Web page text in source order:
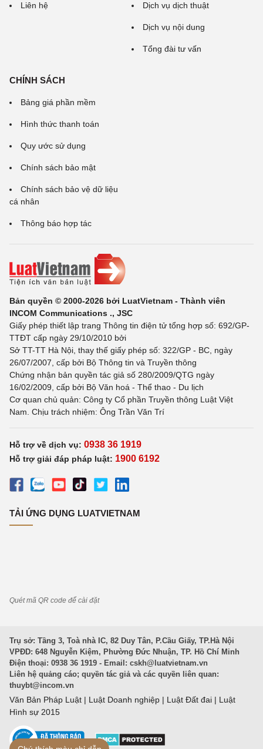
Liên hệ Dịch vụ dịch thuật
Dịch vụ nội dung
Tổng đài tư vấn
CHÍNH SÁCH
Bảng giá phần mềm
Hình thức thanh toán
Quy ước sử dụng
Chính sách bảo mật
Chính sách bảo vệ dữ liệu
cá nhân
Thông báo hợp tác
Bản quyền © 2000-2026 bởi LuatVietnam - Thành viên
INCOM Communications ., JSC
Giấy phép thiết lập trang Thông tin điện tử tổng hợp số: 692/GP-
TTĐT cấp ngày 29/10/2010 bởi
Sở TT-TT Hà Nội, thay thế giấy phép số: 322/GP - BC, ngày
26/07/2007, cấp bởi Bộ Thông tin và Truyền thông
Chứng nhận bản quyền tác giả số 280/2009/QTG ngày
16/02/2009, cấp bởi Bộ Văn hoá - Thể thao - Du lịch
Cơ quan chủ quản: Công ty Cổ phần Truyền thông Luật Việt
Nam. Chịu trách nhiệm: Ông Trần Văn Trí
Hỗ trợ về dịch vụ: 0938 36 1919
Hỗ trợ giải đáp pháp luật: 1900 6192
TẢI ỨNG DỤNG LUATVIETNAM
Quét mã QR code để cài đặt
Trụ sở: Tầng 3, Toà nhà IC, 82 Duy Tân, P.Cầu Giấy, TP.Hà Nội
VPĐD: 648 Nguyễn Kiệm, Phường Đức Nhuận, TP. Hồ Chí Minh
Điện thoại: 0938 36 1919 - Email: cskh@luatvietnam.vn
Liên hệ quảng cáo; quyền tác giả và các quyền liên quan:
thuybt@incom.vn
Văn Bản Pháp Luật | Luật Doanh nghiệp | Luật Đất đai | Luật
Hình sự 2015